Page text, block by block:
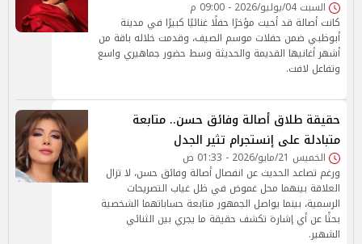
السبت 04/يوليو/2026 - 09:00 م
كانت أصالة قد أحيت مؤخرًا حفلًا غنائيًا كبيرًا في مدينة
أبوظبي ضمن حفلات موسم الصيف، وقدمت خلاله باقة من
أشهر أغانيها القديمة والحديثة وسط حضور جماهيري واسع
وتفاعل لافت.
حقيقة طلاق أصالة وفائق حسن.. متابعة
متبادلة على إنستجرام تثير الجدل
الخميس 21/مايو/2026 - 01:33 ص
ورغم تصاعد الحديث عن انفصال أصالة وفائق حسن، لا تزال
العلاقة بينهما محل غموض في ظل غياب التصريحات
الرسمية، بينما يواصل الجمهور متابعة حساباتهما الشخصية
بحثًا عن أي إشارة تكشف حقيقة ما يجري بين الثنائي
الشهير.